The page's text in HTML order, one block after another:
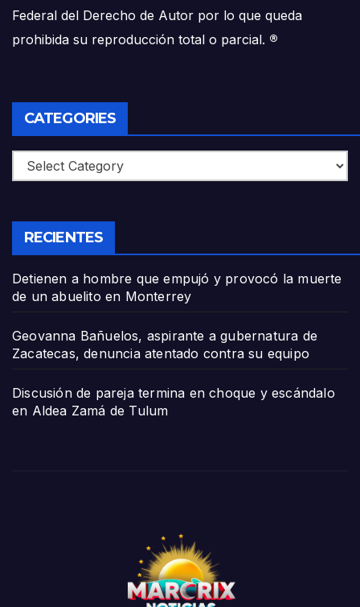
Federal del Derecho de Autor por lo que queda
prohibida su reproducción total o parcial. ®
CATEGORIES
Categories
RECIENTES
Detienen a hombre que empujó y provocó la muerte
de un abuelito en Monterrey
Geovanna Bañuelos, aspirante a gubernatura de
Zacatecas, denuncia atentado contra su equipo
Discusión de pareja termina en choque y escándalo
en Aldea Zamá de Tulum